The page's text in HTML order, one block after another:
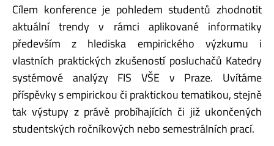
Cílem konference je pohledem studentů zhodnotit
aktuální trendy v rámci aplikované informatiky
především z hlediska empirického výzkumu i
vlastních praktických zkušeností posluchačů Katedry
systémové analýzy FIS VŠE v Praze. Uvítáme
příspěvky s empirickou či praktickou tematikou, stejně
tak výstupy z právě probíhajících či již ukončených
studentských ročníkových nebo semestrálních prací.